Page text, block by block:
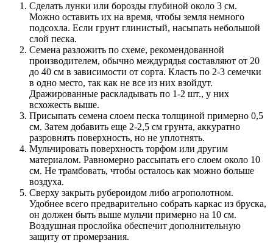
Сделать лунки или борозды глубиной около 3 см.
Можно оставить их на время, чтобы земля немного
подсохла. Если грунт глинистый, насыпать небольшой
слой песка.
Семена разложить по схеме, рекомендованной
производителем, обычно междурядья составляют от 20
до 40 см в зависимости от сорта. Класть по 2-3 семечки
в одно место, так как не все из них взойдут.
Дражированные раскладывать по 1-2 шт., у них
всхожесть выше.
Присыпать семена слоем песка толщиной примерно 0,5
см. Затем добавить еще 2-2,5 см грунта, аккуратно
разровнять поверхность, но не уплотнять.
Мульчировать поверхность торфом или другим
материалом. Равномерно рассыпать его слоем около 10
см. Не трамбовать, чтобы осталось как можно больше
воздуха.
Сверху закрыть рубероидом либо агрополотном.
Удобнее всего предварительно собрать каркас из бруска,
он должен быть выше мульчи примерно на 10 см.
Воздушная прослойка обеспечит дополнительную
защиту от промерзания.